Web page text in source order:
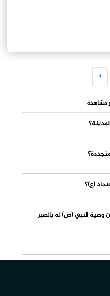
›
مشاهدة
(ع)؟
وصية النبي (ص) له بالصبر